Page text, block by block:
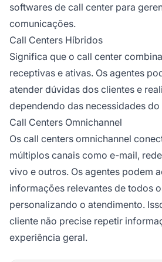
softwares de call center para
comunicações.
Call Centers Híbridos
Significa que o call center
receptivas e ativas. Os agentes
atender dúvidas dos clientes e
dependendo das necessidades
Call Centers Omnichannel
Os call centers omnichannel
múltiplos canais como e-mail,
vivo e outros. Os agentes podem
informações relevantes de todos
personalizando o atendimento.
cliente não precise repetir
experiência geral.